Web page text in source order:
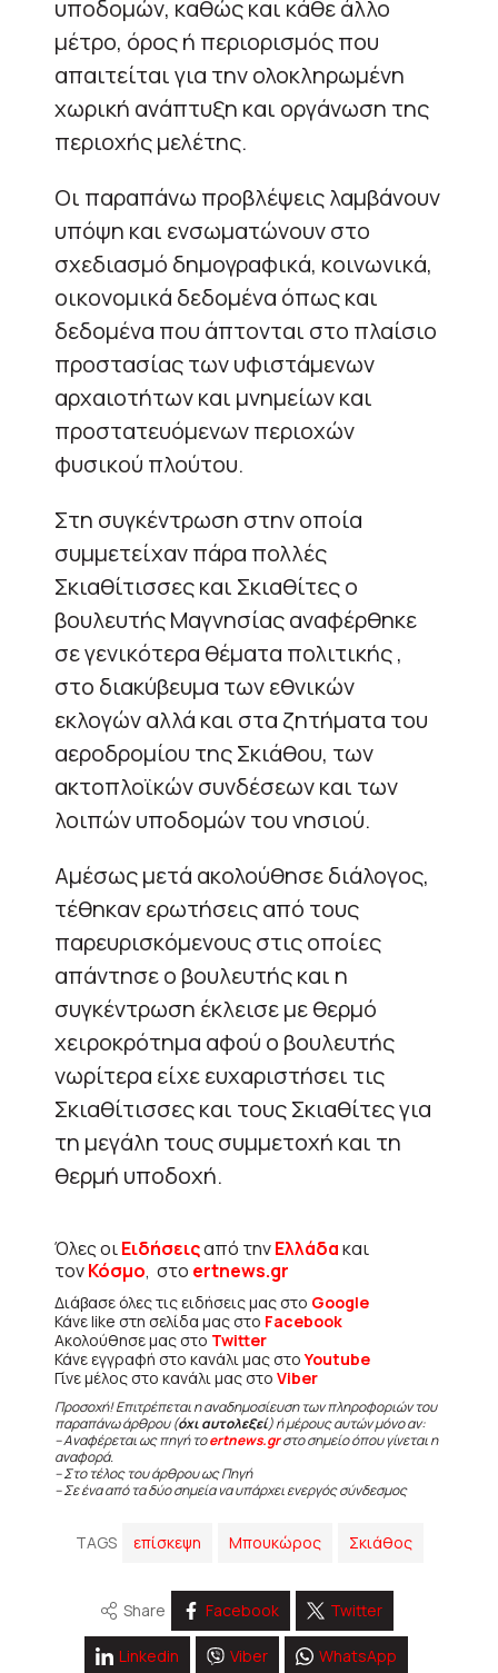
υποδομών, καθώς και κάθε άλλο
μέτρο, όρος ή περιορισμός που
απαιτείται για την ολοκληρωμένη
χωρική ανάπτυξη και οργάνωση της
περιοχής μελέτης.
Οι παραπάνω προβλέψεις λαμβάνουν
υπόψη και ενσωματώνουν στο
σχεδιασμό δημογραφικά, κοινωνικά,
οικονομικά δεδομένα όπως και
δεδομένα που άπτονται στο πλαίσιο
προστασίας των υφιστάμενων
αρχαιοτήτων και μνημείων και
προστατευόμενων περιοχών
φυσικού πλούτου.
Στη συγκέντρωση στην οποία
συμμετείχαν πάρα πολλές
Σκιαθίτισσες και Σκιαθίτες ο
βουλευτής Μαγνησίας αναφέρθηκε
σε γενικότερα θέματα πολιτικής ,
στο διακύβευμα των εθνικών
εκλογών αλλά και στα ζητήματα του
αεροδρομίου της Σκιάθου, των
ακτοπλοϊκών συνδέσεων και των
λοιπών υποδομών του νησιού.
Αμέσως μετά ακολούθησε διάλογος,
τέθηκαν ερωτήσεις από τους
παρευρισκόμενους στις οποίες
απάντησε ο βουλευτής και η
συγκέντρωση έκλεισε με θερμό
χειροκρότημα αφού ο βουλευτής
νωρίτερα είχε ευχαριστήσει τις
Σκιαθίτισσες και τους Σκιαθίτες για
τη μεγάλη τους συμμετοχή και τη
θερμή υποδοχή.
Όλες οιΕιδήσειςαπό τηνΕλλάδακαι
τονΚόσμο, στο ertnews.gr
Διάβασε όλες τις ειδήσεις μας στο Google
Κάνε like στη σελίδα μας στο Facebook
Ακολούθησε μας στο Twitter
Κάνε εγγραφή στο κανάλι μας στοYoutube
Γίνε μέλος στο κανάλι μας στο Viber
Προσοχή! Επιτρέπεται η αναδημοσίευση των πληροφοριών του
παραπάνω άρθρου (όχι αυτολεξεί) ή μέρους αυτών μόνο αν:
– Αναφέρεται ως πηγή τοertnews.grστο σημείο όπου γίνεται η
αναφορά.
– Στο τέλος του άρθρου ως Πηγή
– Σε ένα από τα δύο σημεία να υπάρχει ενεργός σύνδεσμος
TAGS επίσκεψη Μπουκώρος Σκιάθος
Share Facebook Twitter
Linkedin Viber WhatsApp